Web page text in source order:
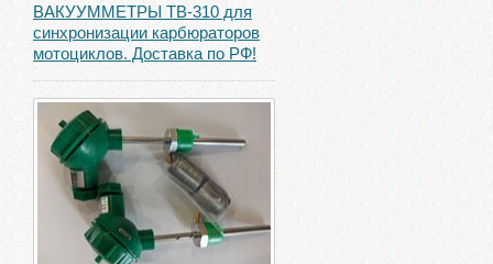
ВАКУУММЕТРЫ ТВ-310 для
синхронизации карбюраторов
мотоциклов. Доставка по РФ!